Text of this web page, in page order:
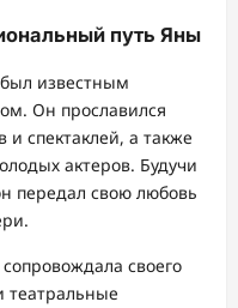
путь Яны
известным
Он прославился
спектаклей, а также
актеров. Будучи
передал свою любовь
своего